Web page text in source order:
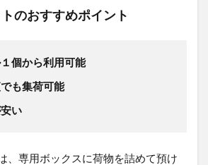
のおすすめポイント
個から利用可能
も集荷可能
い
、専用ボックスに荷物を詰めて預け